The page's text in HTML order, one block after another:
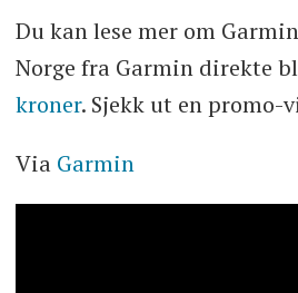
Du kan lese mer om
Norge fra Garmin direkte
kroner. Sjekk ut en promo-
Via Garmin